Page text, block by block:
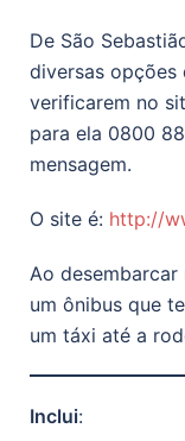
De São
diversas opções
verificarem no
para ela 0800
mensagem.
O site é: http://
Ao
um ônibus que
um táxi até a
Inclui: